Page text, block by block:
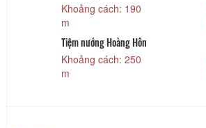
Khoảng cách: 190
m
Tiệm nướng Hoàng Hôn
Khoảng cách: 250
m